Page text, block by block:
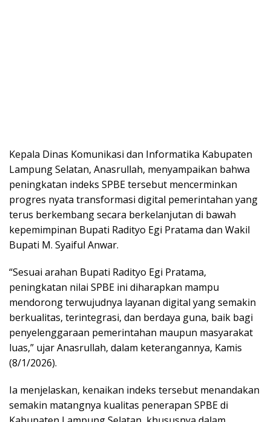
Kepala Dinas Komunikasi dan Informatika Kabupaten
Lampung Selatan, Anasrullah, menyampaikan bahwa
peningkatan indeks SPBE tersebut mencerminkan
progres nyata transformasi digital pemerintahan yang
terus berkembang secara berkelanjutan di bawah
kepemimpinan Bupati Radityo Egi Pratama dan Wakil
Bupati M. Syaiful Anwar.
“Sesuai arahan Bupati Radityo Egi Pratama,
peningkatan nilai SPBE ini diharapkan mampu
mendorong terwujudnya layanan digital yang semakin
berkualitas, terintegrasi, dan berdaya guna, baik bagi
penyelenggaraan pemerintahan maupun masyarakat
luas,” ujar Anasrullah, dalam keterangannya, Kamis
(8/1/2026).
Ia menjelaskan, kenaikan indeks tersebut menandakan
semakin matangnya kualitas penerapan SPBE di